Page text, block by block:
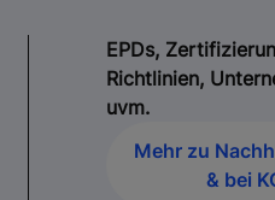
EPDs,
Richtlinien,
uvm.
Mehr zu
& bei